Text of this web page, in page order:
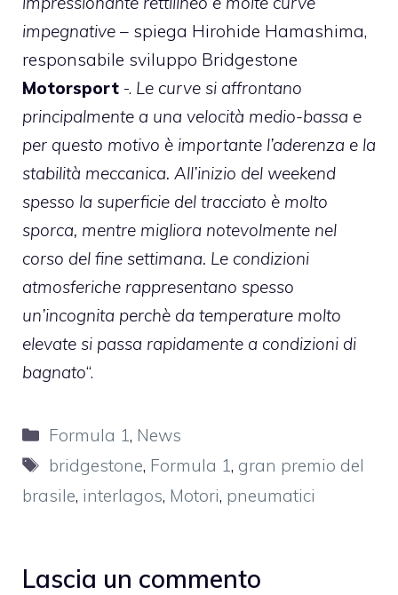
impegnative – spiega Hirohide Hamashima,
responsabile sviluppo Bridgestone
Motorsport -. Le curve si affrontano
principalmente a una velocità medio-bassa e
per questo motivo è importante l’aderenza e la
stabilità meccanica. All’inizio del weekend
spesso la superficie del tracciato è molto
sporca, mentre migliora notevolmente nel
corso del fine settimana. Le condizioni
atmosferiche rappresentano spesso
un’incognita perchè da temperature molto
elevate si passa rapidamente a condizioni di
bagnato“.
Categorie
Formula 1, News
Tag
bridgestone, Formula 1, gran premio del
brasile, interlagos, Motori, pneumatici
Lascia un commento